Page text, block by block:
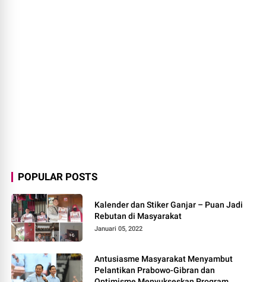
POPULAR POSTS
Kalender dan Stiker Ganjar – Puan Jadi
Rebutan di Masyarakat
Januari 05, 2022
Antusiasme Masyarakat Menyambut
Pelantikan Prabowo-Gibran dan